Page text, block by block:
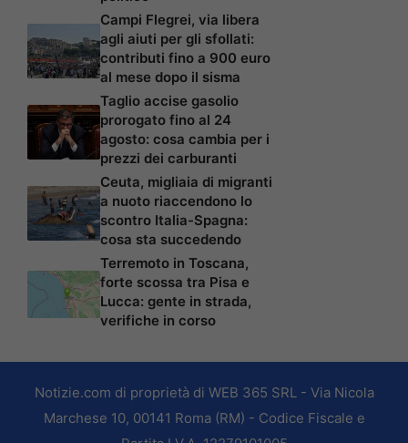
Campi Flegrei, via libera
agli aiuti per gli sfollati:
contributi fino a 900 euro
al mese dopo il sisma
Taglio accise gasolio
prorogato fino al 24
agosto: cosa cambia per i
prezzi dei carburanti
Ceuta, migliaia di migranti
a nuoto riaccendono lo
scontro Italia-Spagna:
cosa sta succedendo
Terremoto in Toscana,
forte scossa tra Pisa e
Lucca: gente in strada,
verifiche in corso
Notizie.com di proprietà di WEB 365 SRL - Via Nicola
Marchese 10, 00141 Roma (RM) - Codice Fiscale e